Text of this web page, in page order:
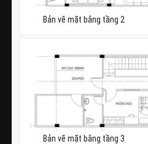
Bản vẽ mặt bằng tầng 2
Bản vẽ mặt bằng tầng 3